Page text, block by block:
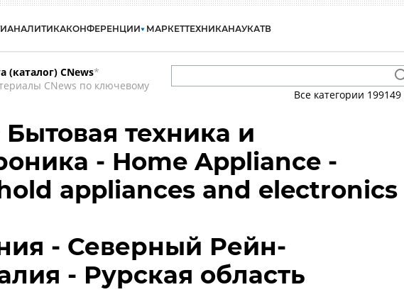
АНАЛИТИКАКОНФЕРЕНЦИИ МАРКЕТТЕХНИКАНАУКАТВ
(каталог) CNews*
CNews по ключевому
Все категории 199149
техника и
- Home Appliance -
appliances and electronics
- Северный Рейн-
- Рурская область